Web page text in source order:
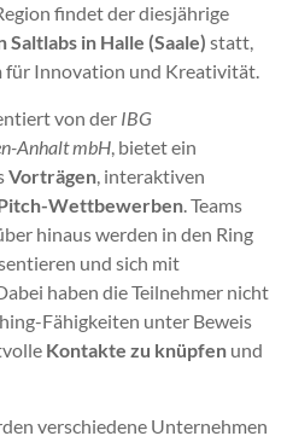
findet der diesjährige
Saltlabs in Halle (Saale) statt,
für Innovation und Kreativität.
von der IBG
Anhalt mbH, bietet ein
Vorträgen, interaktiven
Wettbewerben. Teams
hinaus werden in den Ring
und sich mit
haben die Teilnehmer nicht
Fähigkeiten unter Beweis
Kontakte zu knüpfen und
verschiedene Unternehmen